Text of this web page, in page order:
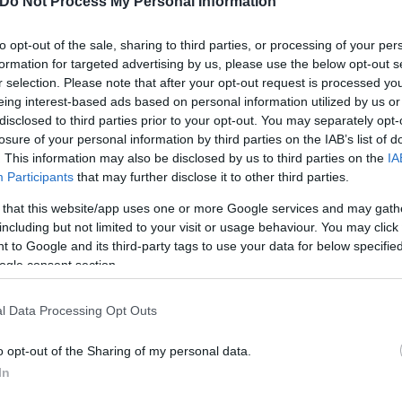
opt-out of the sale, sharing to third parties, or processing of your
for targeted advertising by us, please use the below opt-out
selection. Please note that after your opt-out request is processed
interest-based ads based on personal information utilized by us
to third parties prior to your opt-out. You may separately
of your personal information by third parties on the IAB’s list of
This information may also be disclosed by us to third parties on the
Participants that may further disclose it to other third parties.
that this website/app uses one or more Google services and may
but not limited to your visit or usage behaviour. You may
to Google and its third-party tags to use your data for below
consent section.
Data Processing Opt Outs
opt-out of the Sharing of my personal data.
Doncaster, Brighton, QPR, Sunderland και
ήταν η Gençlerbirliği στην Τουρκία.
44 συμμετοχές με 6 γκολ και 14 ασίστ
Cup, 18 συμμετοχές με ένα γκολ και μία ασίστ
ένα γκολ στα Championship Play Offs, 5
Premier League 2 και 23 συμμετοχές με ένα
Flash.grστην αναζήτηση τηςGoogle